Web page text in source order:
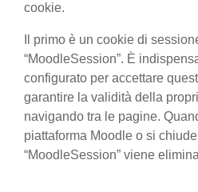
cookie.
Il primo è un cookie di
“MoodleSession”. È
configurato per accettare
garantire la validità della
navigando tra le pagine.
piattaforma Moodle o si
“MoodleSession” viene